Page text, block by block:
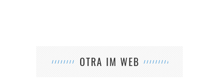
OTRA IM WEB